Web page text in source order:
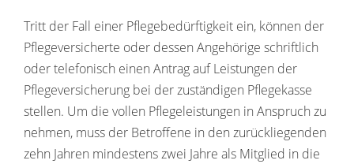
Tritt der Fall einer Pflegebedürftigkeit ein, können der
Pflegeversicherte oder dessen Angehörige schriftlich
oder telefonisch einen Antrag auf Leistungen der
Pflegeversicherung bei der zuständigen Pflegekasse
stellen. Um die vollen Pflegeleistungen in Anspruch zu
nehmen, muss der Betroffene in den zurückliegenden
zehn Jahren mindestens zwei Jahre als Mitglied in die